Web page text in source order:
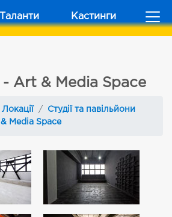
Таланти Кастинги
- Art & Media Space
Локації
Студії та павільйони
Media Space